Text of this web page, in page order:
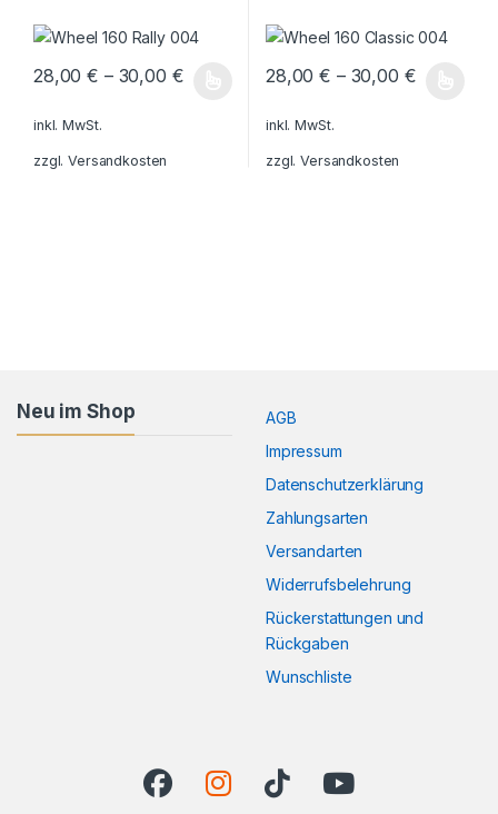
28,00€ – 30,00 €
inkl. MwSt.
zzgl.Versandkosten
28,00€ – 30,00 €
inkl. MwSt.
zzgl.Versandkosten
Neu im Shop
AGB
Impressum
Datenschutzerklärung
Zahlungsarten
Versandarten
Widerrufsbelehrung
Rückerstattungen und
Rückgaben
Wunschliste